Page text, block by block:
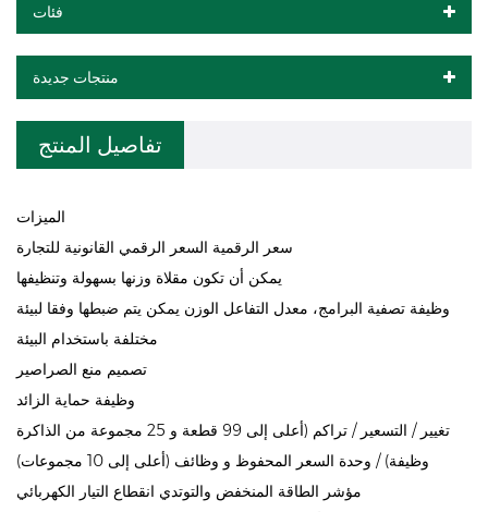
فئات
منتجات جديدة
تفاصيل المنتج
الميزات
سعر الرقمية السعر الرقمي القانونية للتجارة
يمكن أن تكون مقلاة وزنها بسهولة وتنظيفها
وظيفة تصفية البرامج، معدل التفاعل الوزن يمكن يتم ضبطها وفقا لبيئة
مختلفة باستخدام البيئة
تصميم منع الصراصير
وظيفة حماية الزائد
تغيير / التسعير / تراكم (أعلى إلى 99 قطعة و 25 مجموعة من الذاكرة
وظيفة) / وحدة السعر المحفوظ و وظائف (أعلى إلى 10 مجموعات)
مؤشر الطاقة المنخفض والتوتدي انقطاع التيار الكهربائي